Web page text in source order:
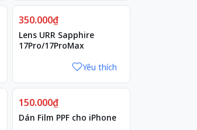
350.000₫
Lens URR Sapphire
17Pro/17ProMax
Yêu thích
150.000₫
Dán Film PPF cho iPhone